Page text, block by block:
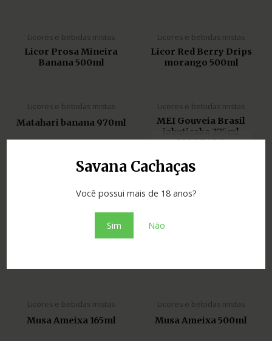
Savana Cachaças
Você possui mais de 18 anos?
Sim Não
Licores e bebidas mistas
Licor Prosa Mineira
Banana 500ml
Licores e bebidas mistas
Licor Red Berry Drips
morango 500ml
Licores e bebidas mistas
Matahari banana 970ml
Licores e bebidas mistas
MEI Gouveia Brasil
jabuticaba 375ml
Licores e bebidas mistas
Meu Garoto jambu 700ml
ESGOTADO
Licores e bebidas mistas
Milagre de Minas 275ml
Licores e bebidas mistas
Musa Ameixa 165ml
Licores e bebidas mistas
Musa Ameixa 500ml